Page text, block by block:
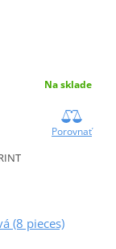
Na sklade
Porovnať
(8 pieces)